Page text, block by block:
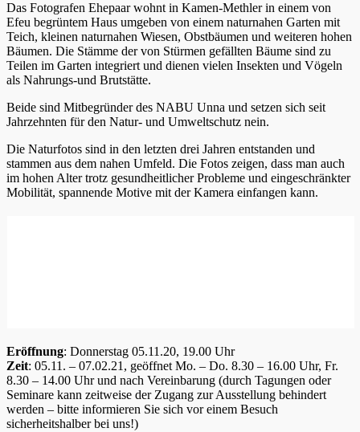
Das Fotografen Ehepaar wohnt in Kamen-Methler in einem von
Efeu begrüntem Haus umgeben von einem naturnahen Garten mit
Teich, kleinen naturnahen Wiesen, Obstbäumen und weiteren hohen
Bäumen. Die Stämme der von Stürmen gefällten Bäume sind zu
Teilen im Garten integriert und dienen vielen Insekten und Vögeln
als Nahrungs-und Brutstätte.
Beide sind Mitbegründer des NABU Unna und setzen sich seit
Jahrzehnten für den Natur- und Umweltschutz nein.
Die Naturfotos sind in den letzten drei Jahren entstanden und
stammen aus dem nahen Umfeld. Die Fotos zeigen, dass man auch
im hohen Alter trotz gesundheitlicher Probleme und eingeschränkter
Mobilität, spannende Motive mit der Kamera einfangen kann.
Eröffnung: Donnerstag 05.11.20, 19.00 Uhr
Zeit: 05.11. – 07.02.21, geöffnet Mo. – Do. 8.30 – 16.00 Uhr, Fr.
8.30 – 14.00 Uhr und nach Vereinbarung (durch Tagungen oder
Seminare kann zeitweise der Zugang zur Ausstellung behindert
werden – bitte informieren Sie sich vor einem Besuch
sicherheitshalber bei uns!)